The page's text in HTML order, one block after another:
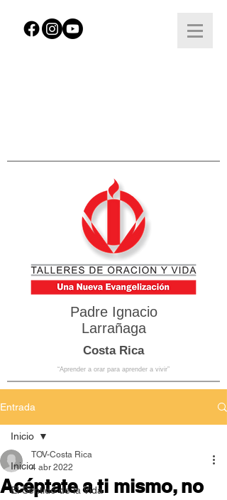
Padre Ignacio
Larrañaga
Costa Rica
“Aprender a orar para aprender a vivir”
Entrada
Inicio
El Sentido de la Vida
Inicio
Acéptate a ti mismo, no
TOV-Costa Rica
4 abr 2022